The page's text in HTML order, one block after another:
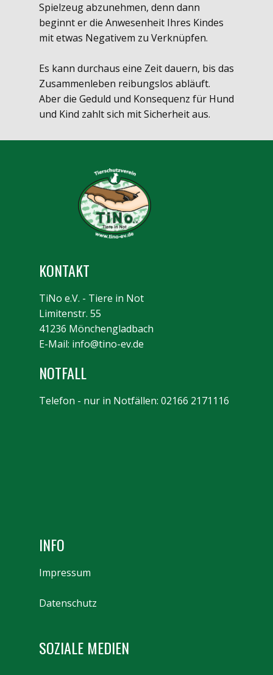
Spielzeug abzunehmen, denn dann
beginnt er die Anwesenheit Ihres Kindes
mit etwas Negativem zu Verknüpfen.
Es kann durchaus eine Zeit dauern, bis das
Zusammenleben reibungslos abläuft.
Aber die Geduld und Konsequenz für Hund
und Kind zahlt sich mit Sicherheit aus.
KONTAKT
TiNo e.V. - Tiere in Not
Limitenstr. 55
41236 Mönchengladbach
E-Mail: info@tino-ev.de
NOTFALL
Telefon - nur in Notfällen: 02166 2171116
INFO
Impressum
Datenschutz
SOZIALE MEDIEN